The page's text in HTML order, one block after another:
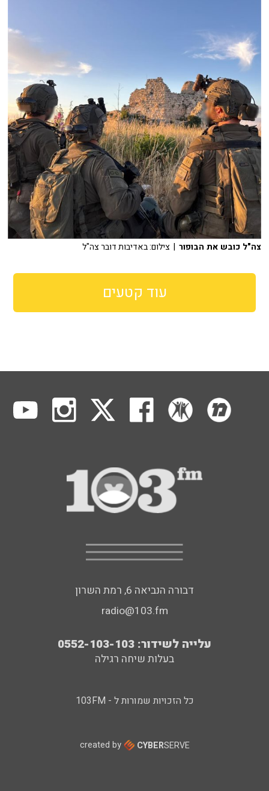
צה"ל כובש את הבופור | צילום: באדיבות דובר צה"ל
עוד קטעים
דבורה הנביאה 6, רמת השרון
radio@103.fm
עלייה לשידור: 0552-103-103
בעלות שיחה רגילה
כל הזכויות שמורות ל - 103FM
created by CYBERSERVE